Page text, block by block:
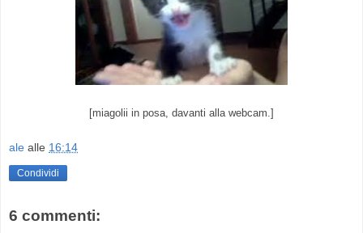
[miagolii in posa, davanti alla webcam.]
ale alle 16:14
Condividi
6 commenti: